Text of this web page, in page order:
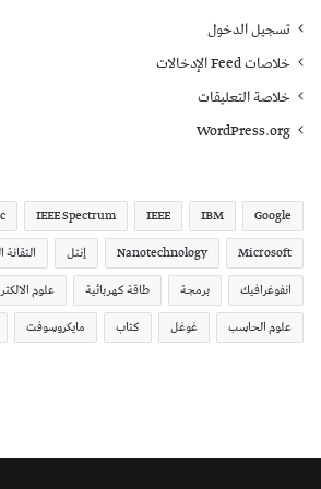
تسجيل الدخول
خلاصات Feed الإدخالات
خلاصة التعليقات
WordPress.org
Google
IBM
IEEE
IEEE Spectrum
Microsoft
Nanotechnology إنتل
التقانة
انفوغرافيك
برمجة طاقة كهربائية
علوم
علوم الحاسب
غوغل كتاب مايكروسوفت